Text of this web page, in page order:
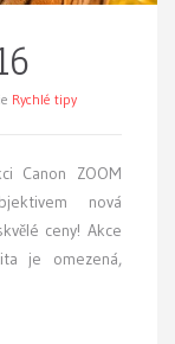
Rychlé tipy
Canon ZOOM
nová
ceny! Akce
je omezená,